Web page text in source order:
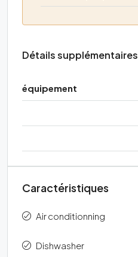
Détails supplémentaires
équipement
Caractéristiques
Air conditionning
Dishwasher